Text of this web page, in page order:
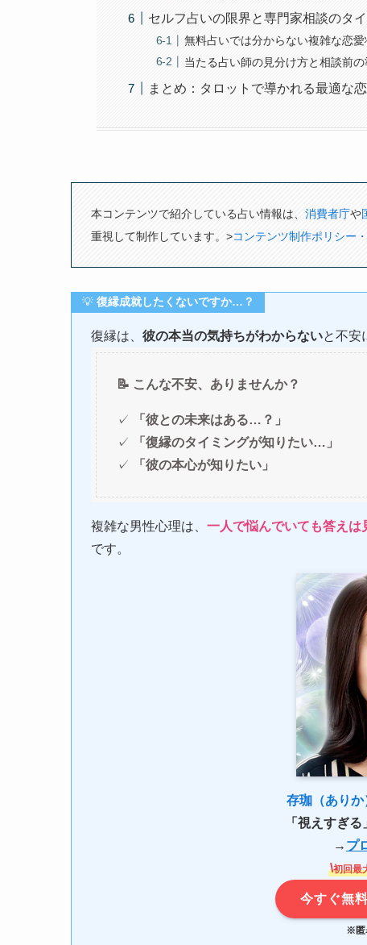
セルフ占いの限界と専門家相談のタ
無料占いでは分からない複雑な恋愛
当たる占い師の見分け方と相談前
まとめ：タロットで導かれる最適な
本コンテンツで紹介している占い情報は、 消費者庁や
重視して制作しています。>コンテンツ制作ポリシー
💡 復縁成就したくないですか…？
復縁は、 彼の本当の気持ちがわからないと不安
📝 こんな不安、ありませんか？
✓
「彼との未来はある…？」
✓
「復縁のタイミングが知りたい…」
✓
「彼の本心が知りたい」
複雑な男性心理は、 一人で悩んでいても答えは
です。
存珈（ありか
「視えすぎる」
→ プ
\初回最
今すぐ無
※匿